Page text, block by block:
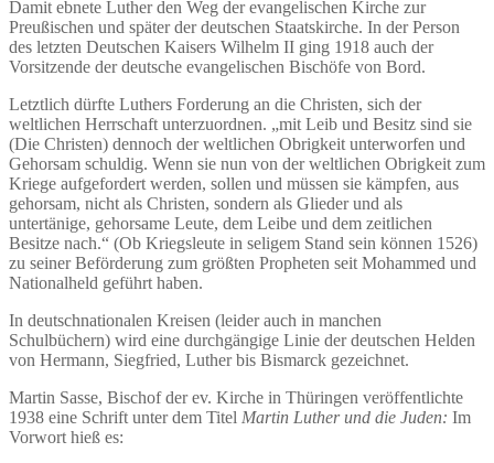
Damit ebnete Luther den Weg der evangelischen Kirche zur
Preußischen und später der deutschen Staatskirche. In der Person
des letzten Deutschen Kaisers Wilhelm II ging 1918 auch der
Vorsitzende der deutsche evangelischen Bischöfe von Bord.
Letztlich dürfte Luthers Forderung an die Christen, sich der
weltlichen Herrschaft unterzuordnen. „mit Leib und Besitz sind sie
(Die Christen) dennoch der weltlichen Obrigkeit unterworfen und
Gehorsam schuldig. Wenn sie nun von der weltlichen Obrigkeit zum
Kriege aufgefordert werden, sollen und müssen sie kämpfen, aus
gehorsam, nicht als Christen, sondern als Glieder und als
untertänige, gehorsame Leute, dem Leibe und dem zeitlichen
Besitze nach.“ (Ob Kriegsleute in seligem Stand sein können 1526)
zu seiner Beförderung zum größten Propheten seit Mohammed und
Nationalheld geführt haben.
In deutschnationalen Kreisen (leider auch in manchen
Schulbüchern) wird eine durchgängige Linie der deutschen Helden
von Hermann, Siegfried, Luther bis Bismarck gezeichnet.
Martin Sasse, Bischof der ev. Kirche in Thüringen veröffentlichte
1938 eine Schrift unter dem Titel Martin Luther und die Juden: Im
Vorwort hieß es: